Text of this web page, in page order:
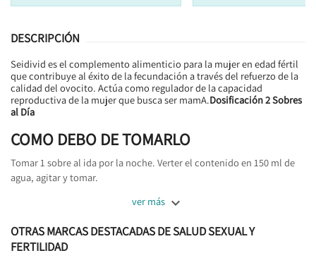
DESCRIPCIÓN
Seidivid es el complemento alimenticio para la mujer en edad fértil
que contribuye al éxito de la fecundación a través del refuerzo de la
calidad del ovocito. Actúa como regulador de la capacidad
reproductiva de la mujer que busca ser mamA.Dosificación 2 Sobres
al Día
COMO DEBO DE TOMARLO
Tomar 1 sobre al ida por la noche. Verter el contenido en 150 ml de
agua, agitar y tomar.
ver más 
OTRAS MARCAS DESTACADAS DE SALUD SEXUAL Y
FERTILIDAD